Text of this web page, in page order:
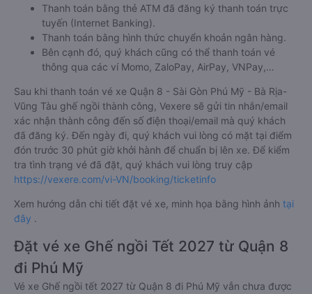
Thanh toán bằng thẻ ATM đã đăng ký thanh toán trực
tuyến (Internet Banking).
Thanh toán bằng hình thức chuyển khoản ngân hàng.
Bên cạnh đó, quý khách cũng có thể thanh toán vé
thông qua các ví Momo, ZaloPay, AirPay, VNPay,…
Sau khi thanh toán vé xe Quận 8 - Sài Gòn Phú Mỹ - Bà Rịa-
Vũng Tàu ghế ngồi thành công, Vexere sẽ gửi tin nhắn/email
xác nhận thành công đến số điện thoại/email mà quý khách
đã đăng ký. Đến ngày đi, quý khách vui lòng có mặt tại điểm
đón trước 30 phút giờ khởi hành để chuẩn bị lên xe. Để kiểm
tra tình trạng vé đã đặt, quý khách vui lòng truy cập
https://vexere.com/vi-VN/booking/ticketinfo
Xem hướng dẫn chi tiết đặt vé xe, minh họa bằng hình ảnh tại
đây .
Đặt vé xe Ghế ngồi Tết 2027 từ Quận 8
đi Phú Mỹ
Vé xe Ghế ngồi tết 2027 từ Quận 8 đi Phú Mỹ vẫn chưa được